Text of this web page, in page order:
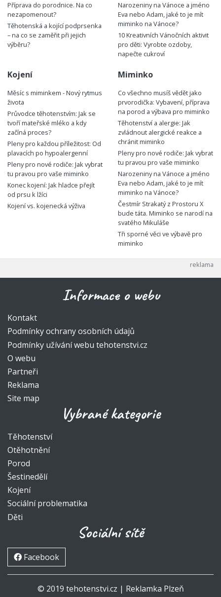
Příprava do porodnice. Na co
nezapomenout?
Těhotenská a kojící podprsenka
– na co se zaměřit při jejich
výběru?
Narozeniny na Vánoce a jméno
Eva nebo Adam, jaké to je mít
miminko na Vánoce?
10 Kreativních Vánočních aktivit
pro děti: Vyrobte ozdoby,
napečte cukroví
Kojení
Měsíc s miminkem - Nový rytmus
života
Průvodce těhotenstvím: Jak se
tvoří mateřské mléko a kdy
začíná proces?
Pleny pro každou příležitost: Od
plavacích po hypoalergenní
Pleny pro nové rodiče: Jak vybrat
tu pravou pro vaše miminko
Konec kojení: Jak hladce přejít
od prsu k lžíci
Kojení vs. kojenecká výživa
Miminko
Co všechno musíš vědět jako
prvorodička: Vybavení, příprava
na porod a výbava pro miminko
Těhotenství a alergie: Jak
zvládnout alergické reakce a
chránit miminko
Pleny pro nové rodiče: Jak vybrat
tu pravou pro vaše miminko
Narozeniny na Vánoce a jméno
Eva nebo Adam, jaké to je mít
miminko na Vánoce?
Čestmír Strakatý z Prostoru X
bude táta. Miminko se narodí na
svatého Mikuláše
Tři sporné věci ve výbavě pro
miminko
Informace o webu
Kontakt
Podmínky ochrany osobních údajů
Podmínky užívání webu tehotenstvi.cz
O webu
Partneři
Reklama
Site map
Vybrané kategorie
Těhotenství
Otěhotnění
Porod
Šestinedělí
Kojení
Sociální problematika
Děti
Sociální sítě
Facebook
© 2019 tehotenstvi.cz | Reklamka Plzeň